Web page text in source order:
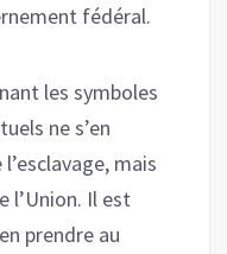
fédéral.
les symboles
ne s’en
mais
l’Union. Il est
prendre au